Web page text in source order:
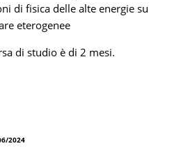
di fisica delle alte energie su
eterogenee
di studio è di 2 mesi.
2024